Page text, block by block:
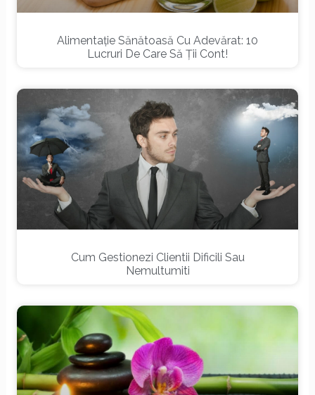
Alimentație Sănătoasă Cu Adevărat: 10
Lucruri De Care Să Ții Cont!
Cum Gestionezi Clientii Dificili Sau
Nemultumiti